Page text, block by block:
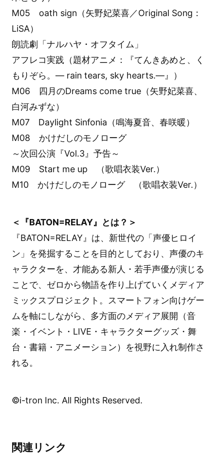
M05 oath sign（矢野妃菜喜／Original Song：
LiSA）
朗読劇「ナルハヤ・オフタイム」
アフレコ実践（題材アニメ：『てんきあめと、く
もりぞら。― rain tears, sky hearts.―』）
M06 四月のDreams come true（矢野妃菜喜、
白河みずな）
M07 Daylight Sinfonia（鳴海夏音、春咲暖）
M08 かけだしのモノローグ
～次回公演『Vol.3』予告～
M09 Start me up （歌唱衣装Ver.）
M10 かけだしのモノローグ （歌唱衣装Ver.）
＜『BATON=RELAY』とは？＞
『BATON=RELAY』は、新世代の「声優ヒロイ
ン」を発掘することを目的としており、声優のキ
ャラクターを、才能ある新人・若手声優が演じる
ことで、ゼロから物語を作り上げていくメディア
ミックスプロジェクト。スマートフォン向けゲー
ムを軸にしながら、多方面のメディア展開（音
楽・イベント・LIVE・キャラクターグッズ・舞
台・書籍・アニメーション）を視野に入れ制作さ
れる。
©i-tron Inc. All Rights Reserved.
関連リンク